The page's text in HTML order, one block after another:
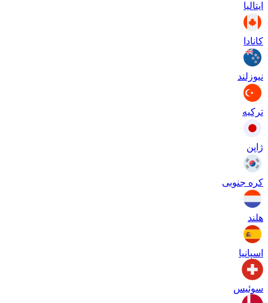
ایتالیا
کانادا
نیوزلند
ترکیه
ژاپن
کره جنوبی
هلند
اسپانیا
سوئیس